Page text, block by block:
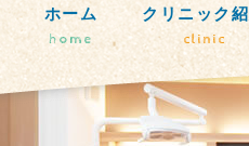
ホーム
home
クリニック
clinic